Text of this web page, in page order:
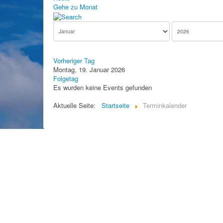
Gehe zu Monat
Vorheriger Tag
Montag, 19. Januar 2026
Folgetag
Es wurden keine Events gefunden
Aktuelle Seite:
Startseite Terminkalender